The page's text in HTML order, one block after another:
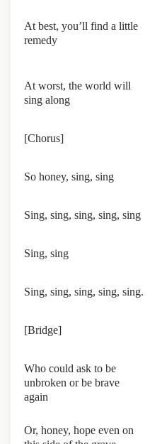
At best, you’ll find a little
remedy
At worst, the world will
sing along
[Chorus]
So honey, sing, sing
Sing, sing, sing, sing, sing
Sing, sing
Sing, sing, sing, sing, sing.
[Bridge]
Who could ask to be
unbroken or be brave
again
Or, honey, hope even on